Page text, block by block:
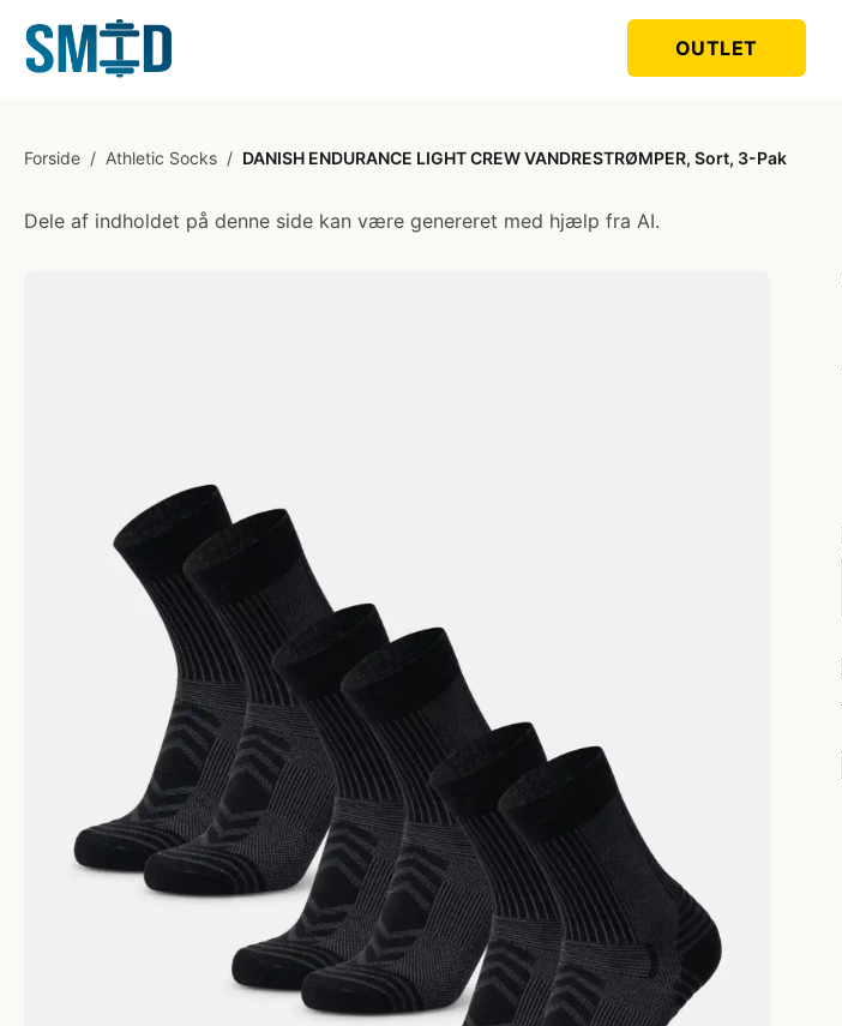
OUTLET
Forside / Athletic Socks / DANISH ENDURANCE LIGHT CREW VANDRESTRØMPER, Sort, 3-Pak
Dele af indholdet på denne side kan være genereret med hjælp fra AI.